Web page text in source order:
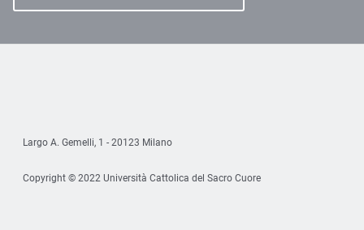
Largo A. Gemelli, 1 - 20123 Milano
Copyright © 2022 Università Cattolica del Sacro Cuore